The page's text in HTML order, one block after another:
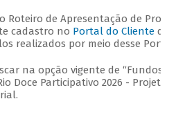
Roteiro de Apresentação de
cadastro no Portal do Clientedo
realizados por meio desse Portal.
na opção vigente de “Fundos,
Doce Participativo 2026 -